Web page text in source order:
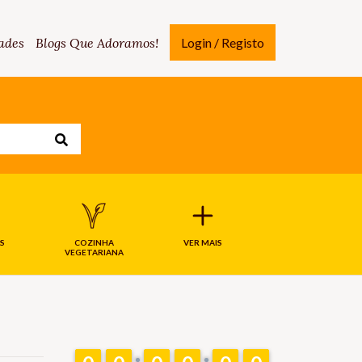
Blogs Que Adoramos! Login / Registo
COZINHA
VEGETARIANA
VER MAIS